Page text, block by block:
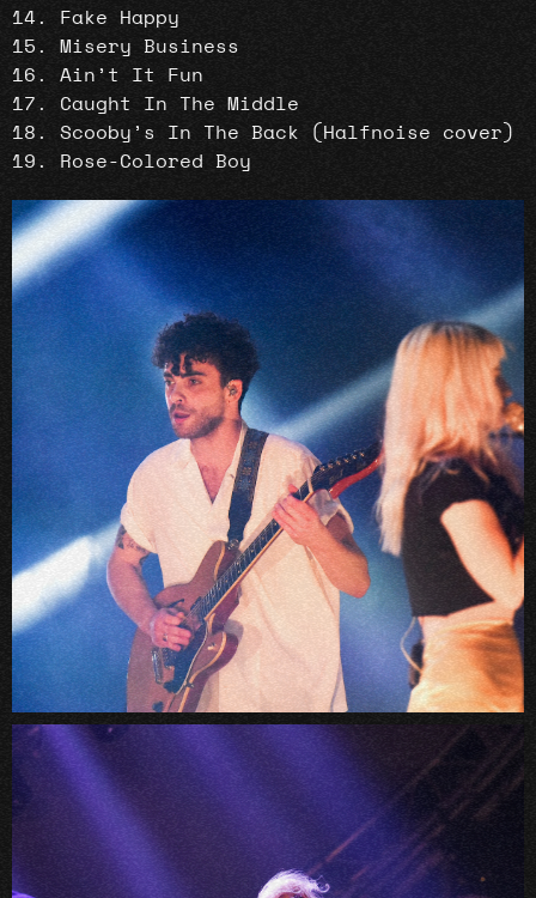
Fake Happy
Misery Business
Ain’t It Fun
Caught In The Middle
Scooby’s In The Back (Halfnoise cover)
Rose-Colored Boy